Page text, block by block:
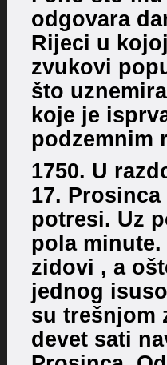
odgovara
Rijeci u
zvukovi
što
koje je
podzemnim
1750. U
17. Prosinca
potresi. Uz
pola
zidovi , a
jednog
su trešnjom
devet sati